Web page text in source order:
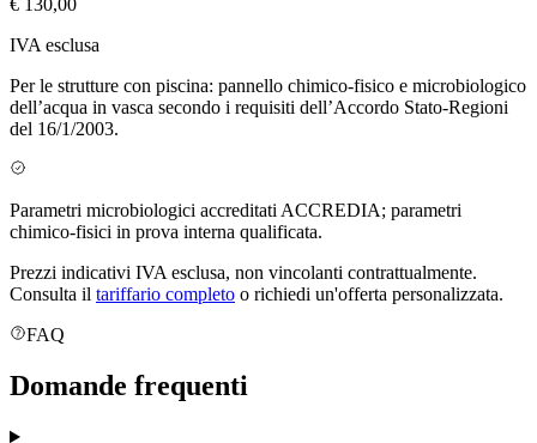
€ 130,00
IVA esclusa
Per le strutture con piscina: pannello chimico-fisico e microbiologico
dell’acqua in vasca secondo i requisiti dell’Accordo Stato-Regioni
del 16/1/2003.
Parametri microbiologici accreditati ACCREDIA; parametri
chimico-fisici in prova interna qualificata.
Prezzi indicativi IVA esclusa, non vincolanti contrattualmente.
Consulta il tariffario completo o richiedi un'offerta personalizzata.
FAQ
Domande frequenti